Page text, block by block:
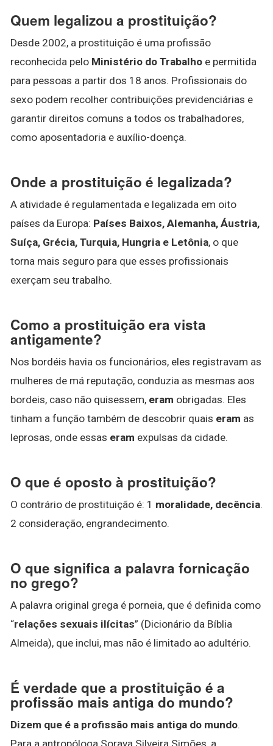
Quem legalizou a prostituição?
Desde 2002, a prostituição é uma profissão
reconhecida pelo Ministério do Trabalho e permitida
para pessoas a partir dos 18 anos. Profissionais do
sexo podem recolher contribuições previdenciárias e
garantir direitos comuns a todos os trabalhadores,
como aposentadoria e auxílio-doença.
Onde a prostituição é legalizada?
A atividade é regulamentada e legalizada em oito
países da Europa: Países Baixos, Alemanha, Áustria,
Suíça, Grécia, Turquia, Hungria e Letônia, o que
torna mais seguro para que esses profissionais
exerçam seu trabalho.
Como a prostituição era vista
antigamente?
Nos bordéis havia os funcionários, eles registravam as
mulheres de má reputação, conduzia as mesmas aos
bordeis, caso não quisessem, eram obrigadas. Eles
tinham a função também de descobrir quais eram as
leprosas, onde essas eram expulsas da cidade.
O que é oposto à prostituição?
O contrário de prostituição é: 1 moralidade, decência.
2 consideração, engrandecimento.
O que significa a palavra fornicação
no grego?
A palavra original grega é porneia, que é definida como
“relações sexuais ilícitas” (Dicionário da Bíblia
Almeida), que inclui, mas não é limitado ao adultério.
É verdade que a prostituição é a
profissão mais antiga do mundo?
Dizem que é a profissão mais antiga do mundo.
Para a antropóloga Soraya Silveira Simões, a